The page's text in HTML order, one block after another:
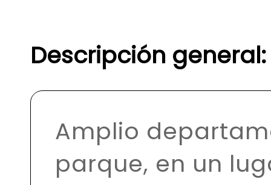
Descripción general:
Amplio
parque, en un